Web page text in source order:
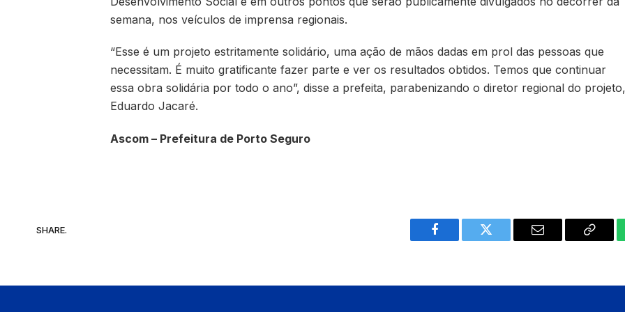
semana, nos veículos de imprensa regionais.
“Esse é um projeto estritamente solidário, uma ação de mãos dadas em prol das pessoas que
necessitam. É muito gratificante fazer parte e ver os resultados obtidos. Temos que continuar
essa obra solidária por todo o ano”, disse a prefeita, parabenizando o diretor regional do projeto,
Eduardo Jacaré.
Ascom – Prefeitura de Porto Seguro
SHARE.
Facebook Twitter Email
Copy